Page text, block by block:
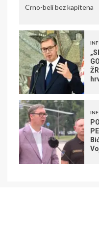
Crno-beli bez kapitena